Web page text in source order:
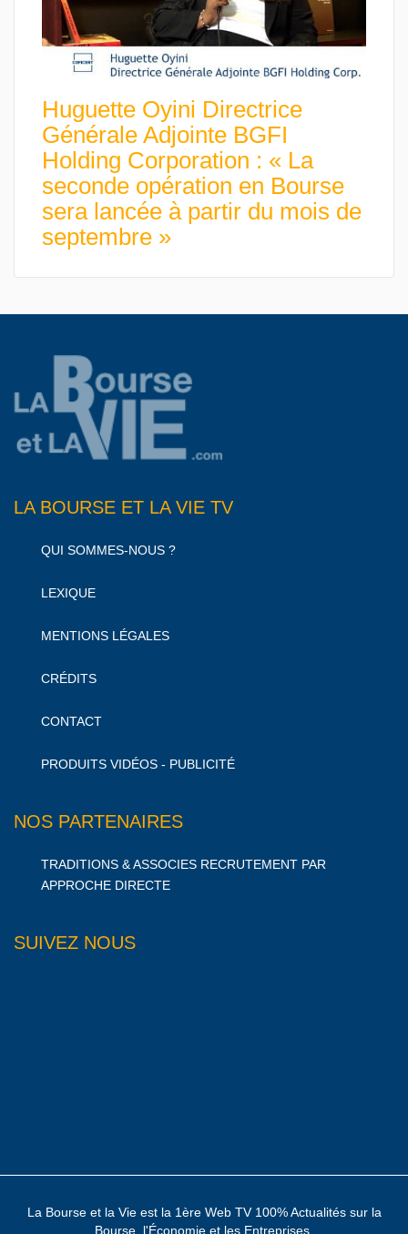
Huguette Oyini Directrice
Générale Adjointe BGFI
Holding Corporation : « La
seconde opération en Bourse
sera lancée à partir du mois de
septembre »
LA BOURSE ET LA VIE TV
QUI SOMMES-NOUS ?
LEXIQUE
MENTIONS LÉGALES
CRÉDITS
CONTACT
PRODUITS VIDÉOS - PUBLICITÉ
NOS PARTENAIRES
TRADITIONS & ASSOCIES RECRUTEMENT PAR
APPROCHE DIRECTE
SUIVEZ NOUS
La Bourse et la Vie est la 1ère Web TV 100% Actualités sur la
Bourse, l'Économie et les Entreprises.